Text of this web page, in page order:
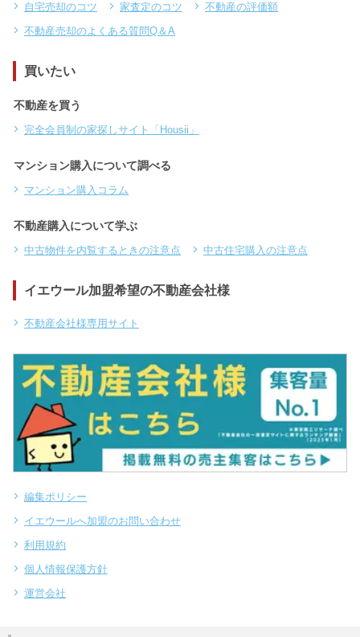
自宅売却のコツ
家査定のコツ
不動産の評価額
不動産売却のよくある質問Q＆A
買いたい
不動産を買う
完全会員制の家探しサイト「Housii」
マンション購入について調べる
マンション購入コラム
不動産購入について学ぶ
中古物件を内覧するときの注意点 中古住宅購入の注意点
イエウール加盟希望の不動産会社様
不動産会社様専用サイト
編集ポリシー
イエウールへ加盟のお問い合わせ
利用規約
個人情報保護方針
運営会社